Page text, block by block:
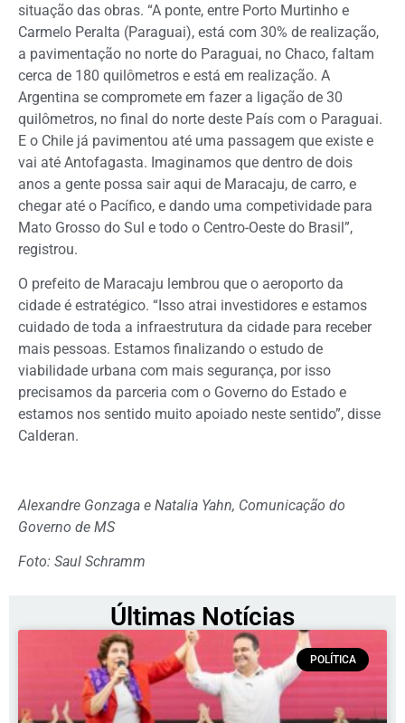
situação das obras. “A ponte, entre Porto Murtinho e
Carmelo Peralta (Paraguai), está com 30% de realização,
a pavimentação no norte do Paraguai, no Chaco, faltam
cerca de 180 quilômetros e está em realização. A
Argentina se compromete em fazer a ligação de 30
quilômetros, no final do norte deste País com o Paraguai.
E o Chile já pavimentou até uma passagem que existe e
vai até Antofagasta. Imaginamos que dentro de dois
anos a gente possa sair aqui de Maracaju, de carro, e
chegar até o Pacífico, e dando uma competividade para
Mato Grosso do Sul e todo o Centro-Oeste do Brasil”,
registrou.
O prefeito de Maracaju lembrou que o aeroporto da
cidade é estratégico. “Isso atrai investidores e estamos
cuidado de toda a infraestrutura da cidade para receber
mais pessoas. Estamos finalizando o estudo de
viabilidade urbana com mais segurança, por isso
precisamos da parceria com o Governo do Estado e
estamos nos sentido muito apoiado neste sentido”, disse
Calderan.
Alexandre Gonzaga e Natalia Yahn, Comunicação do
Governo de MS
Foto: Saul Schramm
Últimas Notícias
POLÍTICA